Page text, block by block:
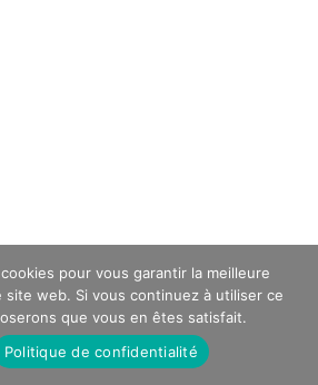
pour vous garantir la meilleure
web. Si vous continuez à utiliser ce
que vous en êtes satisfait.
Politique de confidentialité